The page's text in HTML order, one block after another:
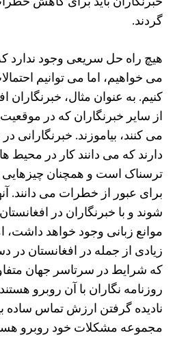
گردند.
هیچ راه حل سریعی وجود ندارد
می خواهیم، ​​اما می توانیم
کنیم. به عنوان مثال، خبرنگاران
از سایر خبرنگاران که در
می کنند، بیاموزند. خبرنگارانی
دارند که می دانند کار در
ترسناک است و همچنان چیزهایی
برای عبور از خطرات می دانند.
شوند و با خبرنگاران در
موانع زبانی وجود خواهد داشت،
زیادی از جمله در افغانستان
که شرایط در سرتاسر جهان
روزنامه نگاران با آن روبرو
نادیده گرفتن ارزش تماس ساده
مجموعه مشکلات خود روبرو